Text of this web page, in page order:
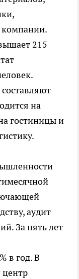
215
на
гостиницы и
аудит
За пять лет
в год. В
центр